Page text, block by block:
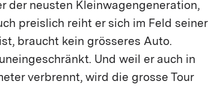
der neusten Kleinwagengeneration,
preislich reiht er sich im Feld seiner
braucht kein grösseres Auto.
Und weil er auch in
verbrennt, wird die grosse Tour